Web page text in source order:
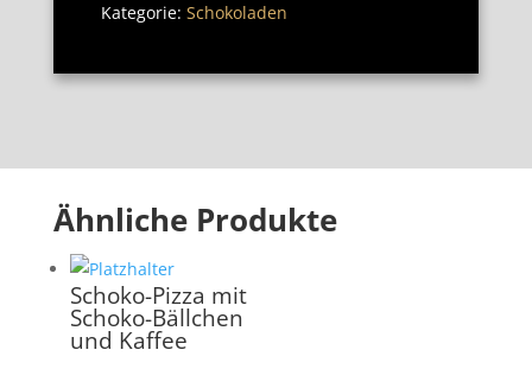
Kategorie: Schokoladen
Ähnliche Produkte
Schoko-Pizza mit
Schoko-Bällchen
und Kaffee